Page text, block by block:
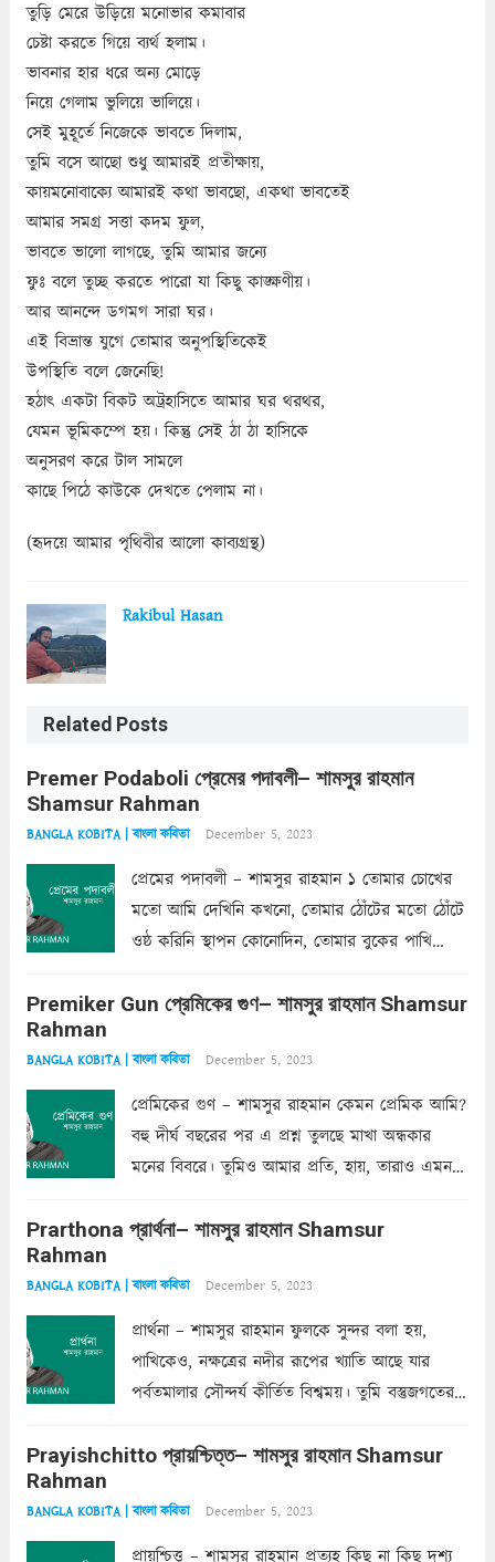
তুড়ি মেরে উড়িয়ে মনোভার কমাবার
চেষ্টা করতে গিয়ে ব্যর্থ হলাম।
ভাবনার হার ধরে অন্য মোড়ে
নিয়ে গেলাম ভুলিয়ে ভালিয়ে।
সেই মুহূর্তে নিজেকে ভাবতে দিলাম,
তুমি বসে আছো শুধু আমারই প্রতীক্ষায়,
কায়মনোবাক্যে আমারই কথা ভাবছো, একথা ভাবতেই
আমার সমগ্র সত্তা কদম ফুল,
ভাবতে ভালো লাগছে, তুমি আমার জন্যে
ফুঃ বলে তুচ্ছ করতে পারো যা কিছু কাঙ্ক্ষণীয়।
আর আনন্দে ডগমগ সারা ঘর।
এই বিভ্রান্ত যুগে তোমার অনুপস্থিতিকেই
উপস্থিতি বলে জেনেছি!
হঠাৎ একটা বিকট অট্রহাসিতে আমার ঘর থরথর,
যেমন ভূমিকম্পে হয়। কিন্তু সেই ঠা ঠা হাসিকে
অনুসরণ করে টাল সামলে
কাছে পিঠে কাউকে দেখতে পেলাম না।
(হৃদয়ে আমার পৃথিবীর আলো কাব্যগ্রন্থ)
Rakibul Hasan
Related Posts
Premer Podaboli প্রেমের পদাবলী– শামসুর রাহমান
Shamsur Rahman
BANGLA KOBITA | বাংলা কবিতা December 5, 2023
প্রেমের পদাবলী – শামসুর রাহমান ১ তোমার চোখের
মতো আমি দেখিনি কখনো, তোমার ঠোঁটের মতো ঠোঁটে
ওষ্ঠ করিনি স্থাপন কোনোদিন, তোমার বুকের পাখি
কোথাও কি এরকম ছায়া দেয় ক্লান্তির প্রহরে? মুছে
Premiker Gun প্রেমিকের গুণ– শামসুর রাহমান Shamsur
Rahman
BANGLA KOBITA | বাংলা কবিতা December 5, 2023
প্রেমিকের গুণ – শামসুর রাহমান কেমন প্রেমিক আমি?
বহু দীর্ঘ বছরের পর এ প্রশ্ন তুলছে মাখা অন্ধকার
মনের বিবরে। তুমিও আমার প্রতি, হায়, তারাও এমন
একান্ত জরুরি- নইলে একটি দেয়াল নিমেষেই ভীষণ
Prarthona প্রার্থনা– শামসুর রাহমান Shamsur
Rahman
BANGLA KOBITA | বাংলা কবিতা December 5, 2023
প্রার্থনা – শামসুর রাহমান ফুলকে সুন্দর বলা হয়,
পাখিকেও, নক্ষত্রের নদীর রূপের খ্যাতি আছে যার
পর্বতমালার সৌন্দর্য কীর্তিত বিশ্বময়। তুমি বস্তুজগতের
তার সুষমায় পার্থক্য অনেক। তোমাকে সুন্দরী বলা চলে,
Prayishchitto প্রায়শ্চিত্ত– শামসুর রাহমান Shamsur
Rahman
BANGLA KOBITA | বাংলা কবিতা December 5, 2023
প্রায়শ্চিত্ত – শামসুর রাহমান প্রত্যহ কিছু না কিছু দৃশ্য